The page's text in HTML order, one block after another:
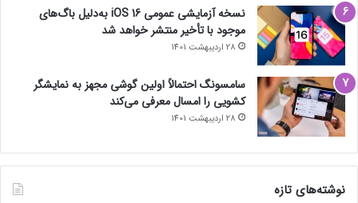
نسخه آزمایشی عمومی iOS 16 به‌دلیل باگ‌های
موجود با تأخیر منتشر خواهد شد
28 اردیبهشت 1401
سامسونگ احتمالاً اولین گوشی مجهز به نمایشگر
کشویی را امسال معرفی می‌کند
28 اردیبهشت 1401
نوشته‌های تازه